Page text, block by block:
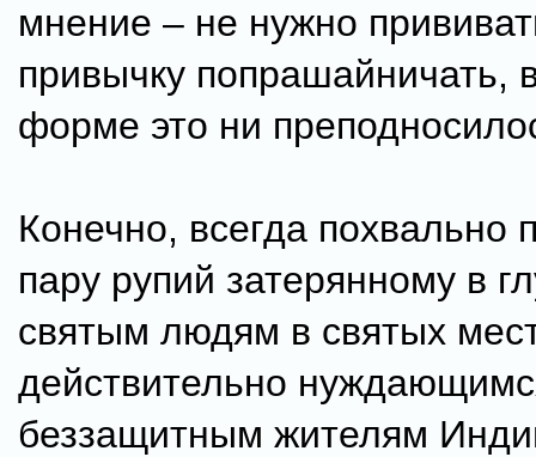
мнение – не нужно
привычку попрашайничать,
форме это ни
Конечно, всегда похвально
пару рупий затерянному в
святым людям в святых
действительно
беззащитным жителям